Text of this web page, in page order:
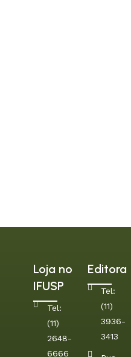
Loja no
IFUSP
Tel:
(11)
2648-
6666
Editora
Tel:
(11)
3936-
3413